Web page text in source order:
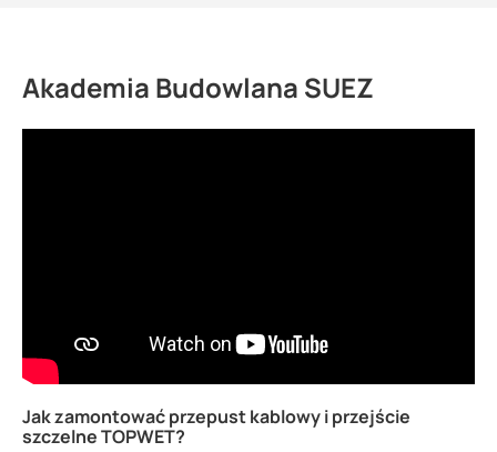
Akademia Budowlana SUEZ
Jak zamontować przepust kablowy i przejście
szczelne TOPWET?